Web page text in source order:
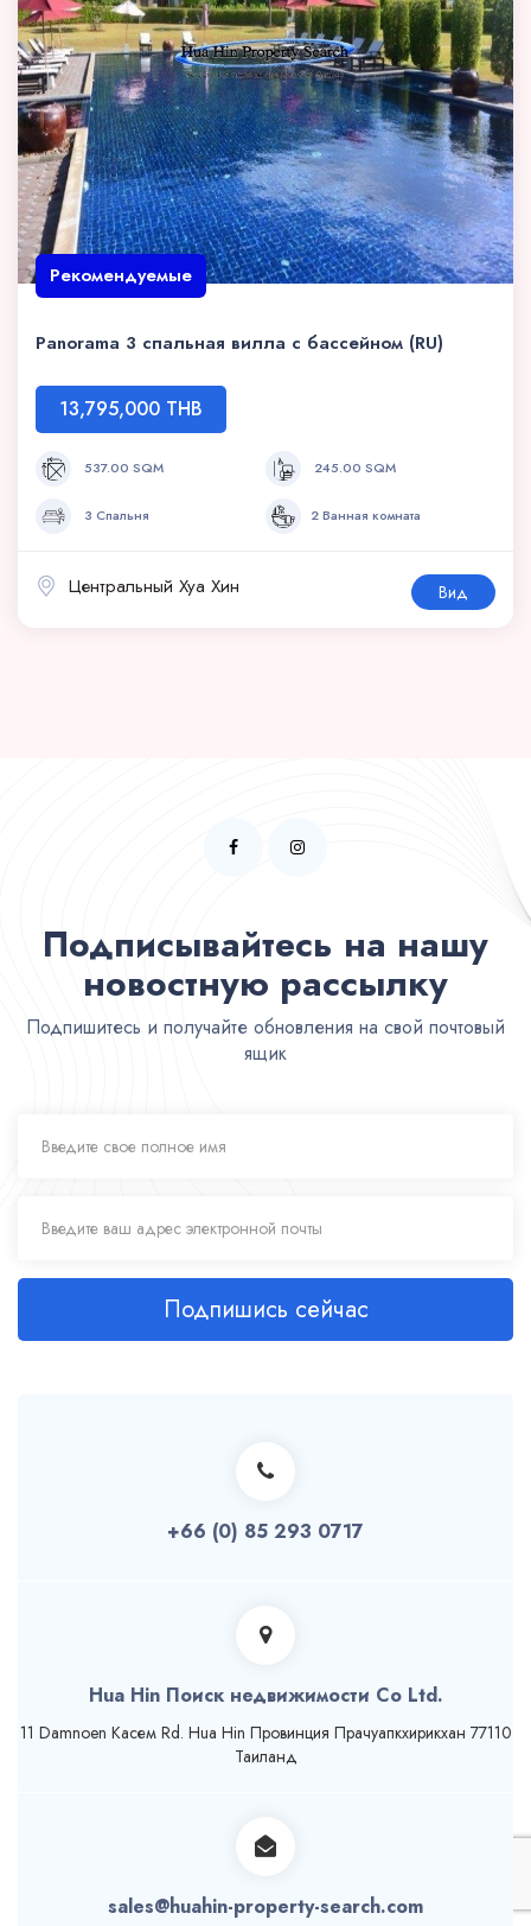
Рекомендуемые
Panorama 3 спальная вилла с бассейном (RU)
13,795,000 THB
537.00 SQM 245.00 SQM
3 Спальня 2 Ванная комната
Центральный Хуа Хин Вид
Подписывайтесь на нашу
новостную рассылку
Подпишитесь и получайте обновления на свой почтовый
ящик
Подпишись сейчас
+66 (0) 85 293 0717
Hua Hin Поиск недвижимости Co Ltd.
11 Damnoen Касем Rd. Hua Hin Провинция Прачуапкхирикхан 77110
Таиланд
sales@huahin-property-search.com